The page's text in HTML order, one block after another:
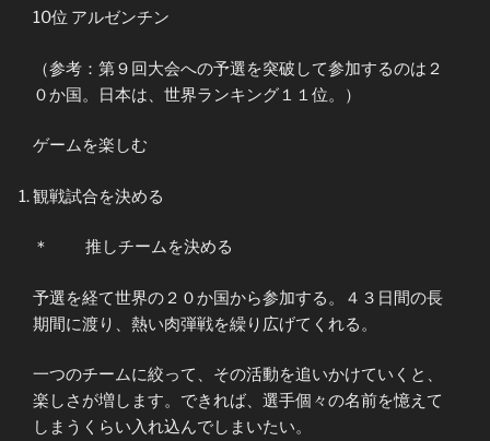
10位 アルゼンチン
（参考：第９回大会への予選を突破して参加するのは２
０か国。日本は、世界ランキング１１位。）
ゲームを楽しむ
観戦試合を決める
＊ 推しチームを決める
予選を経て世界の２０か国から参加する。４３日間の長
期間に渡り、熱い肉弾戦を繰り広げてくれる。
一つのチームに絞って、その活動を追いかけていくと、
楽しさが増します。できれば、選手個々の名前を憶えて
しまうくらい入れ込んでしまいたい。